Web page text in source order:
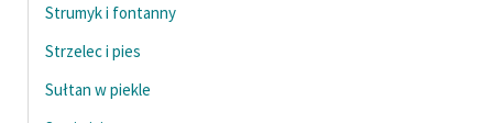
Strumyk i fontanny
Strzelec i pies
Sułtan w piekle